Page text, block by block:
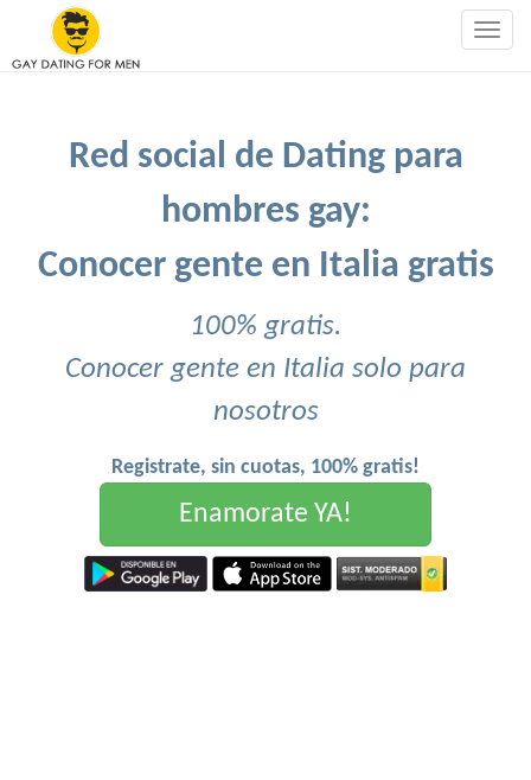
Red social de Dating para
hombres gay:
Conocer gente en Italia gratis
100% gratis.
Conocer gente en Italia solo para
nosotros
Registrate, sin cuotas, 100% gratis!
Enamorate YA!